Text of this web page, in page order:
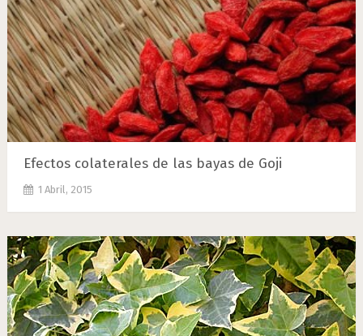
Efectos colaterales de las bayas de Goji
1 Abril, 2015